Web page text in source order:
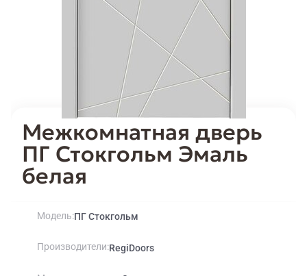
Межкомнатная дверь
ПГ Стокгольм Эмаль
белая
Модель ПГ Стокгольм
Производители RegiDoors